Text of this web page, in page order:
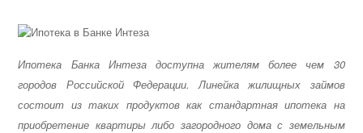
Ипотека Банка Интеза доступна жителям более чем 30
городов Российской Федерации. Линейка жилищных займов
состоит из таких продуктов как стандартная ипотека на
приобретение квартиры либо загородного дома с земельным